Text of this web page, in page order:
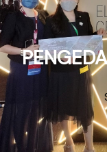
Skip
to
content